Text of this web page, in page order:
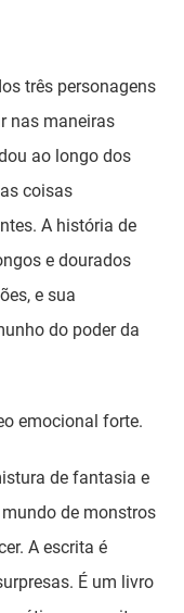
três personagens
nas maneiras
ao longo dos
coisas
A história de
e dourados
e sua
do poder da
emocional forte.
de fantasia e
de monstros
A escrita é
É um livro